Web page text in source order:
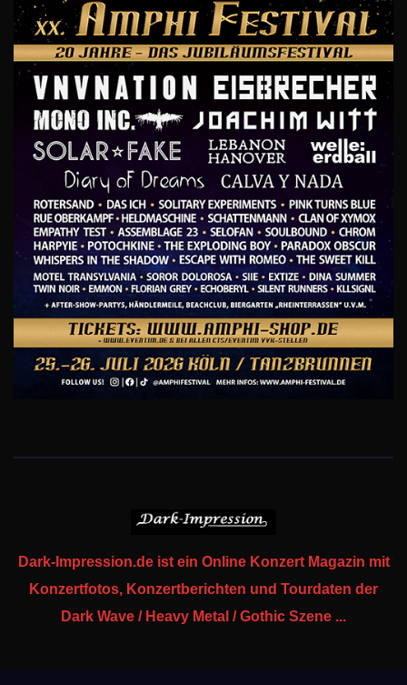
Dark-Impression.de ist ein Online Konzert Magazin mit
Konzertfotos, Konzertberichten und Tourdaten der
Dark Wave / Heavy Metal / Gothic Szene ...